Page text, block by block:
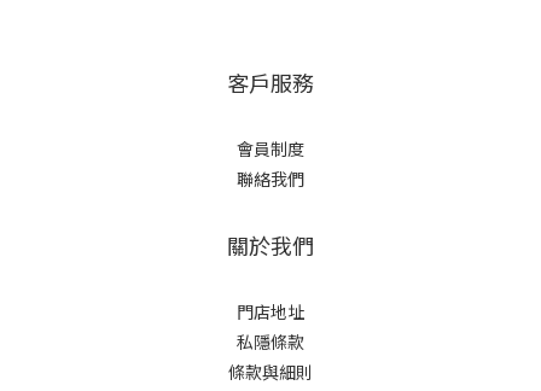
客戶服務
會員制度
聯絡我們
關於我們
門店地址
私隱條款
條款與細則